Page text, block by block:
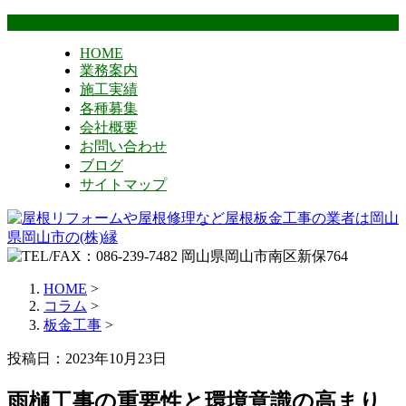
HOME
業務案内
施工実績
各種募集
会社概要
お問い合わせ
ブログ
サイトマップ
HOME >
コラム >
板金工事 >
投稿日：2023年10月23日